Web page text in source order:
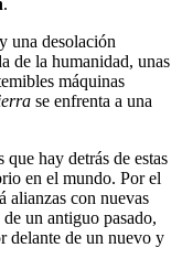
.
una desolación
de la humanidad, unas
máquinas
se enfrenta a una
que hay detrás de estas
en el mundo. Por el
alianzas con nuevas
un antiguo pasado,
delante de un nuevo y